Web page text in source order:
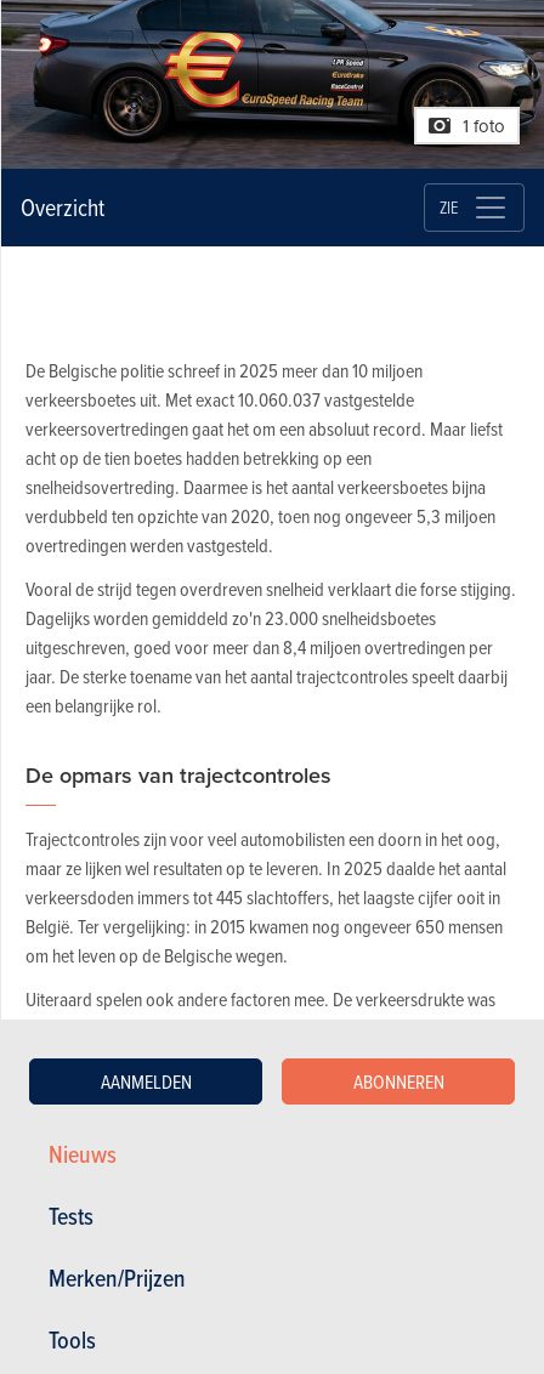
Nieuws
Tests
Merken/Prijzen
Tools
AANMELDEN ABONNEREN
1 foto
Overzicht ZIE
De Belgische politie schreef in 2025 meer dan 10 miljoen
verkeersboetes uit. Met exact 10.060.037 vastgestelde
verkeersovertredingen gaat het om een absoluut record. Maar liefst
acht op de tien boetes hadden betrekking op een
snelheidsovertreding. Daarmee is het aantal verkeersboetes bijna
verdubbeld ten opzichte van 2020, toen nog ongeveer 5,3 miljoen
overtredingen werden vastgesteld.
Vooral de strijd tegen overdreven snelheid verklaart die forse stijging.
Dagelijks worden gemiddeld zo'n 23.000 snelheidsboetes
uitgeschreven, goed voor meer dan 8,4 miljoen overtredingen per
jaar. De sterke toename van het aantal trajectcontroles speelt daarbij
een belangrijke rol.
De opmars van trajectcontroles
Trajectcontroles zijn voor veel automobilisten een doorn in het oog,
maar ze lijken wel resultaten op te leveren. In 2025 daalde het aantal
verkeersdoden immers tot 445 slachtoffers, het laagste cijfer ooit in
België. Ter vergelijking: in 2015 kwamen nog ongeveer 650 mensen
om het leven op de Belgische wegen.
Uiteraard spelen ook andere factoren mee. De verkeersdrukte was
Toch lijkt de uitbreiding van het netwerk van trajectcontroles een
bijdrage te leveren aan die positieve evolutie. Dat deze controles ook
meegenomen.
Belg gebruikt vaker handsfree
Uit de statistieken van de federale politie blijkt ook dat het aantal
om het derde opeenvolgende jaar van afname. In 2025 werden nog